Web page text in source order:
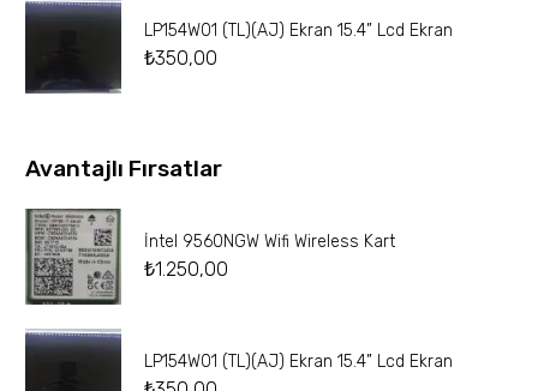
LP154W01 (TL)(AJ) Ekran 15.4” Lcd Ekran
₺350,00
Avantajlı Fırsatlar
İntel 9560NGW Wifi Wireless Kart
₺1.250,00
LP154W01 (TL)(AJ) Ekran 15.4” Lcd Ekran